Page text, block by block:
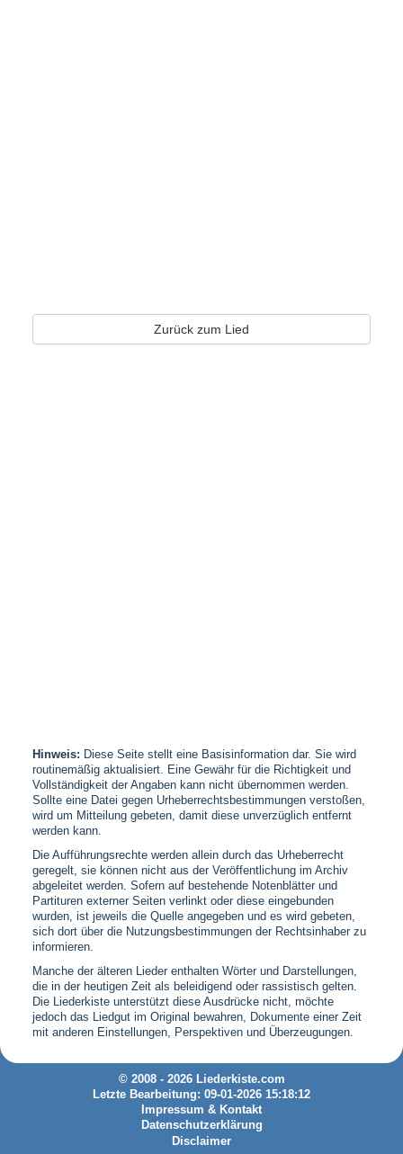
Zurück zum Lied
Hinweis: Diese Seite stellt eine Basisinformation dar. Sie wird
routinemäßig aktualisiert. Eine Gewähr für die Richtigkeit und
Vollständigkeit der Angaben kann nicht übernommen werden.
Sollte eine Datei gegen Urheberrechtsbestimmungen verstoßen,
wird um Mitteilung gebeten, damit diese unverzüglich entfernt
werden kann.
Die Aufführungsrechte werden allein durch das Urheberrecht
geregelt, sie können nicht aus der Veröffentlichung im Archiv
abgeleitet werden. Sofern auf bestehende Notenblätter und
Partituren externer Seiten verlinkt oder diese eingebunden
wurden, ist jeweils die Quelle angegeben und es wird gebeten,
sich dort über die Nutzungsbestimmungen der Rechtsinhaber zu
informieren.
Manche der älteren Lieder enthalten Wörter und Darstellungen,
die in der heutigen Zeit als beleidigend oder rassistisch gelten.
Die Liederkiste unterstützt diese Ausdrücke nicht, möchte
jedoch das Liedgut im Original bewahren, Dokumente einer Zeit
mit anderen Einstellungen, Perspektiven und Überzeugungen.
© 2008 - 2026 Liederkiste.com
Letzte Bearbeitung: 09-01-2026 15:18:12
Impressum & Kontakt
Datenschutzerklärung
Disclaimer